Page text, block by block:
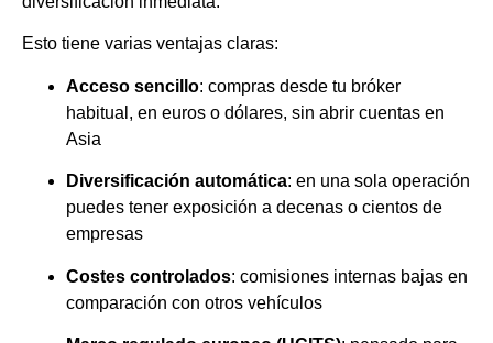
Esto tiene varias ventajas claras:
Acceso sencillo: compras desde tu bróker
habitual, en euros o dólares, sin abrir cuentas en
Asia
Diversificación automática: en una sola operación
puedes tener exposición a decenas o cientos de
empresas
Costes controlados: comisiones internas bajas en
comparación con otros vehículos